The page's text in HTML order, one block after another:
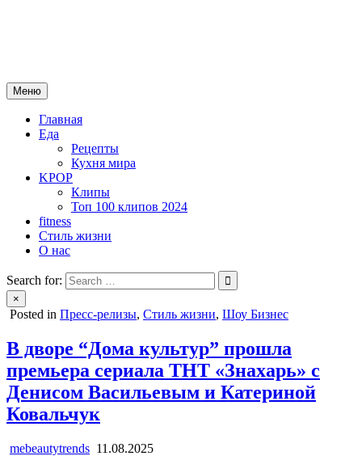
Меню
Главная
Еда
Рецепты
Кухня мира
KPOP
Клипы
Топ 100 клипов 2024
fitness
Стиль жизни
О нас
Search for:
×
Posted in Пресс-релизы, Стиль жизни, Шоу Бизнес
В дворе “Дома культур” прошла
премьера сериала ТНТ «Знахарь» c
Денисом Васильевым и Катериной
Ковальчук
mebeautytrends 11.08.2025